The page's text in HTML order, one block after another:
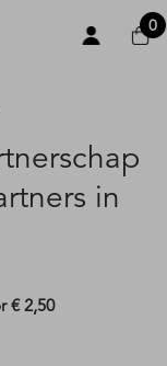
0
in
€ 2,50